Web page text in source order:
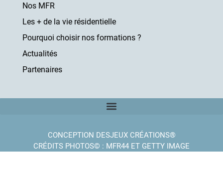
Nos MFR
Les + de la vie résidentielle
Pourquoi choisir nos formations ?
Actualités
Partenaires
CONCEPTION DESJEUX CRÉATIONS®
CRÉDITS PHOTOS© : MFR44 ET GETTY IMAGE